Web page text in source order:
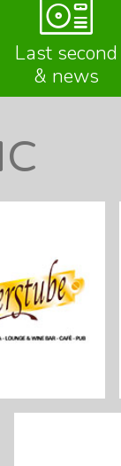
Last second
& news